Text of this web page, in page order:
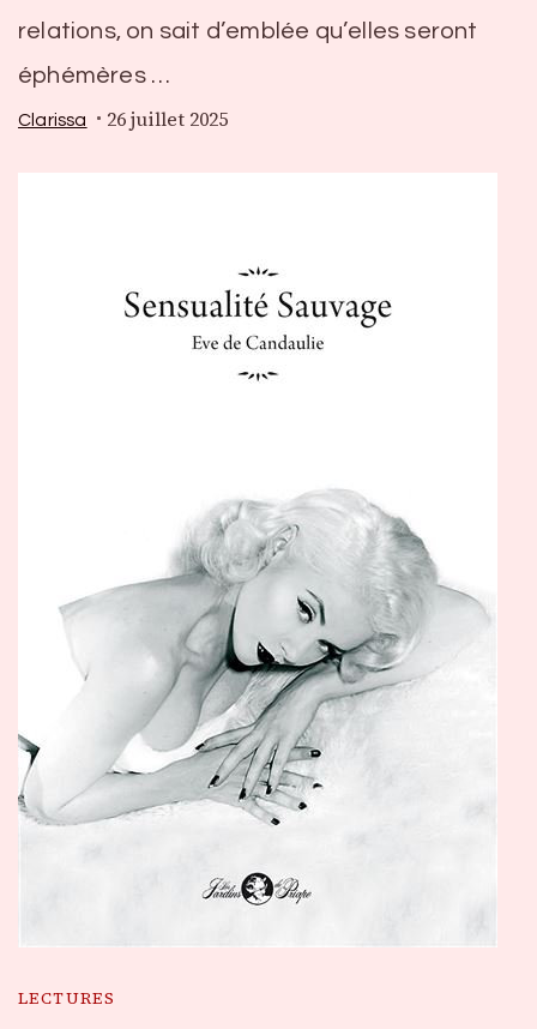
relations, on sait d’emblée qu’elles seront
éphémères …
Clarissa 26 juillet 2025
LECTURES